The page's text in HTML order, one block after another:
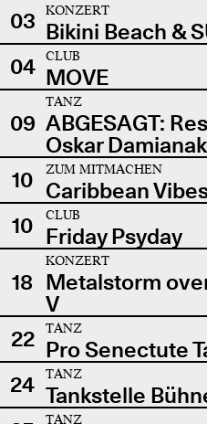
03
KONZERT
Bikini Beach &
04
CLUB
MOVE
09
TANZ
ABGESAGT:
Oskar
10
ZUM MITMACHEN
Caribbean
10
CLUB
Friday Psyday
18
KONZERT
Metalstorm
V
22
TANZ
Pro Senectute
24
TANZ
Tankstelle
TANZ